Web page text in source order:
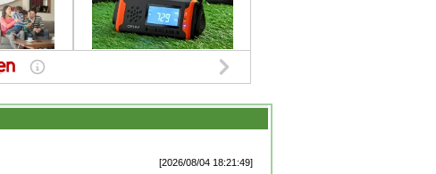
[2026/08/04 18:21:49]